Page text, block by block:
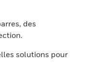
des
solutions pour